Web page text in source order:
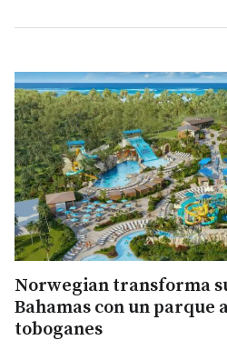
Norwegian transforma
Bahamas con un parque
toboganes